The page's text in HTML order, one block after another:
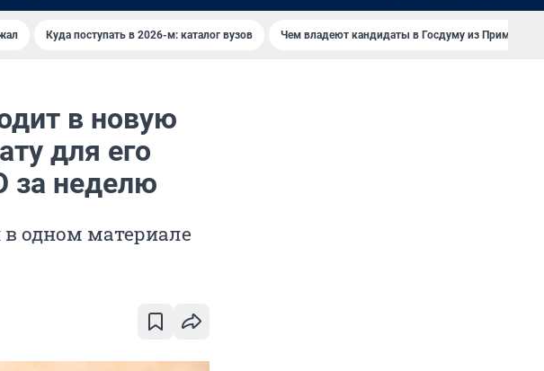
Куда поступать в 2026-м: каталог вузов Чем владеют кандидаты в Госдуму из Приморья
в новую
для его
за неделю
одном материале